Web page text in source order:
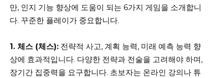
만, 인지 기능 향상에 도움이 되는 6가지 게임을 소개합니
다. 꾸준한 플레이가 중요합니다.
1. 체스 (체스): 전략적 사고, 계획 능력, 미래 예측 능력 향
상에 효과적입니다. 다양한 전략과 전술을 고려해야 하며,
장기간 집중력을 요구합니다. 초보자는 온라인 강의나 튜